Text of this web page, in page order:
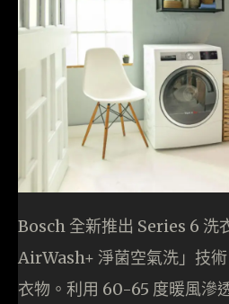
Bosch 全新推出 Series 6 洗
AirWash+ 淨菌空氣洗」技
衣物。利用 60-65 度暖風滲